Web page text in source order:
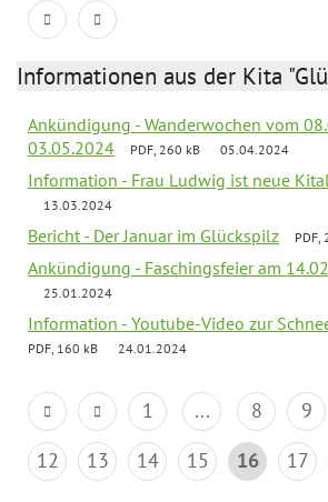
Informationen aus der Kita
Ankündigung - Wanderwochen vom
03.05.2024
PDF, 260 kB 05.04.2024
Information - Frau Ludwig ist neue
13.03.2024
Bericht - Der Januar im Glückspilz PDF,
Ankündigung - Faschingsfeier am
25.01.2024
Information - Youtube-Video zur
PDF, 160 kB 24.01.2024
1 ... 8 9
12
13 14 15 16 17